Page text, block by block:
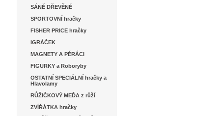
SÁNĚ DŘEVĚNÉ
SPORTOVNÍ hračky
FISHER PRICE hračky
IGRÁČEK
MAGNETY A PÉRÁCI
FIGURKY a Roboryby
OSTATNÍ SPECIÁLNÍ hračky a
Hlavolamy
RŮŽIČKOVÝ MEĎA z růží
ZVÍŘÁTKA hračky